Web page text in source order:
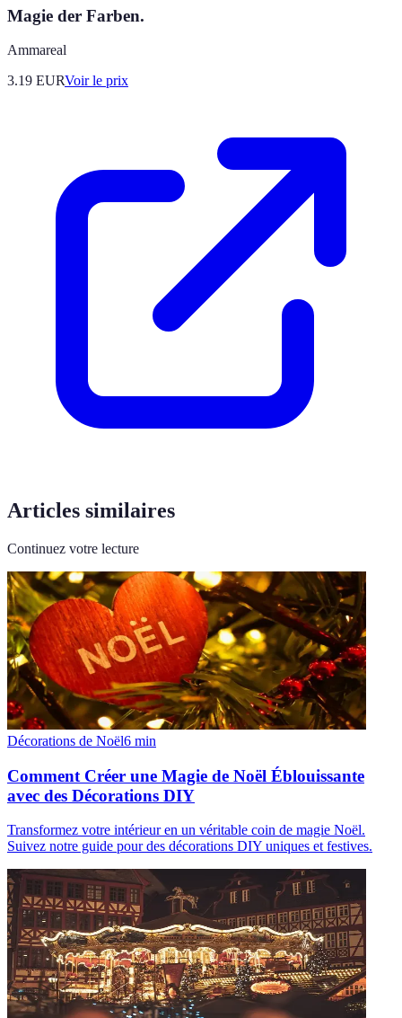
Magie der Farben.
Ammareal
3.19 EURVoir le prix
Articles similaires
Continuez votre lecture
Décorations de Noël6 min
Comment Créer une Magie de Noël Éblouissante
avec des Décorations DIY
Transformez votre intérieur en un véritable coin de magie Noël.
Suivez notre guide pour des décorations DIY uniques et festives.